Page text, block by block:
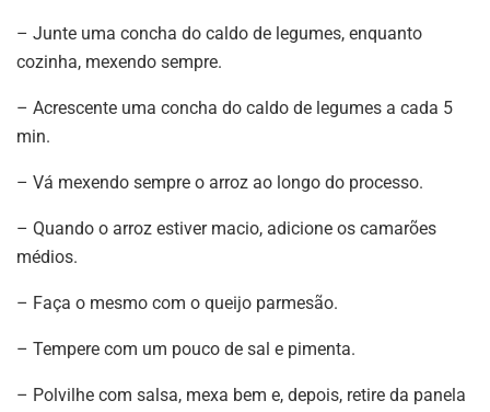
– Junte uma concha do caldo de legumes, enquanto
cozinha, mexendo sempre.
– Acrescente uma concha do caldo de legumes a cada 5
min.
– Vá mexendo sempre o arroz ao longo do processo.
– Quando o arroz estiver macio, adicione os camarões
médios.
– Faça o mesmo com o queijo parmesão.
– Tempere com um pouco de sal e pimenta.
– Polvilhe com salsa, mexa bem e, depois, retire da panela